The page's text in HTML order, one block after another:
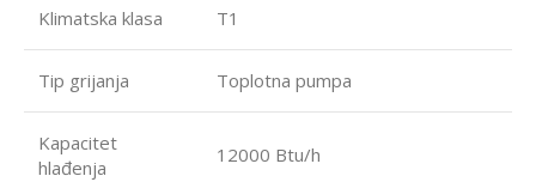
Klimatska klasa T1
Tip grijanja Toplotna pumpa
Kapacitet
hlađenja
12000 Btu/h